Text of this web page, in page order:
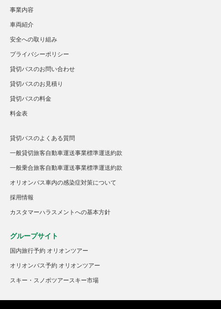
事業内容
車両紹介
安全への取り組み
プライバシーポリシー
貸切バスのお問い合わせ
貸切バスのお見積り
貸切バスの料金
料金表
貸切バスのよくある質問
一般貸切旅客自動車運送事業標準運送約款
一般乗合旅客自動車運送事業標準運送約款
オリオンバス車内の感染症対策について
採用情報
カスタマーハラスメントへの基本方針
グループサイト
国内旅行予約 オリオンツアー
オリオンバス予約 オリオンツアー
スキー・スノボツアースキー市場